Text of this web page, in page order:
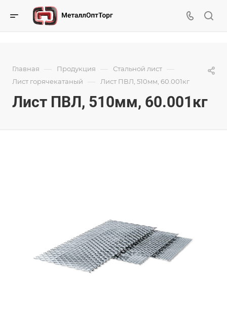
Главная — Продукция — Стальной лист —
Лист горячекатаный — Лист ПВЛ, 510мм, 60.001кг
Лист ПВЛ, 510мм, 60.001кг